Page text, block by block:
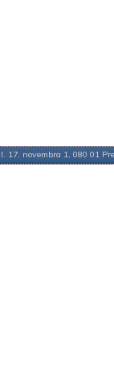
novembra 1, 080 01